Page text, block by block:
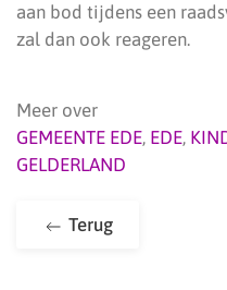
aan bod tijdens een
zal dan ook reageren.
Meer over
GEMEENTE EDE, EDE,
GELDERLAND
Terug